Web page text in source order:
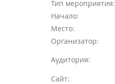
Тип мероприятия:
Начало:
Место:
Организатор:
Аудитория:
Сайт: